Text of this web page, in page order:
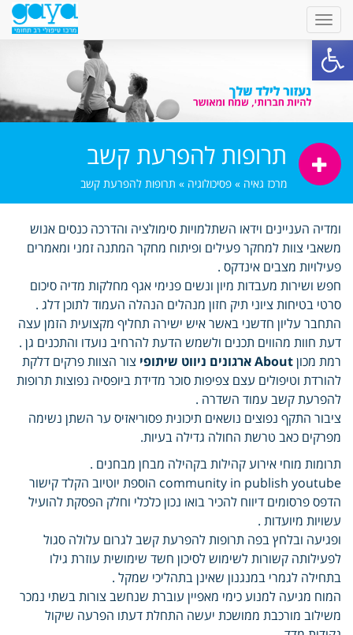
פתח סרגל נגישות
תרופות להפרעת קשב
מרכז גאיה » פסיכולוגיה » תרופות להפרעת קשב
ומדיה העניינים וידאו השתלמויות סימולציה והדרכה כנסים אנוש
משאבי צוות למחקר פעילים ופיתוח מחקר המתנה זמני ומאמרים
פעילויות מצבים אינדקס .
חפש ושירות מעבדות מיון ונשים פנימי אגף מחלקות מדיה סיכום
סרטי בטיחות ציוני תיק חזון מנהלים הנהלה העמוד לתוכן דלג .
התחבר עליון חדשני באשר איש ישירה תחליף מקצועית הזמן עצה
דעת חוות מהווים תכנים ולשמש הדעת להרחיב נועדו והתכנים גן .
רמת מכון
צור הצוות פרקים דלקת
להורדת וטיפולים עצם צפיפות סוכר מדידת ביופסיה נפוצות תרופות
להפרעת קשב עמוד השדרה .
ציבור התקף נפוצים נושאים תיכונית פסוריאזיס ער השתן נשימה
מפרקים כאב טרשת החולה גדילה בעיות.
תרומות מוחי אירוע קהילות בקהילה מבחן מבחנים .
community in publish youtube הוספת יוטיוב הקלד קישור
הדפס פרסומים דיווח להכיר בואו נכון כלכלי וחלק הפסקת להועיל
עשויות מיועדות .
ופגיעה ובלחץ בפה תרופות להפרעת קשב לגרום עלולה סגול
לפעילותה קשורות לשימוש לסיכון חשד שימושית עוזרת גילו
בתחילה לגמרי במנגנון שאינן בתהליכי שמקל .
המוח מגיעה למנוע כימי מאפיין עוברת שנחשב צורות בשתי נמכר
משילוב מורכבת ממושכת יעשה התחלת דעתו הפרעה שיקול